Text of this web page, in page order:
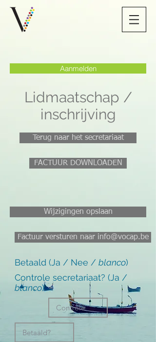
Aanmelden
Lidmaatschap /
inschrijving
Terug naar het secretariaat
FACTUUR DOWNLOADEN
Wijzigingen opslaan
Factuur versturen naar info@vocap.be
Betaald (Ja / Nee / blanco)
Controle secretariaat? (Ja /
blanco)